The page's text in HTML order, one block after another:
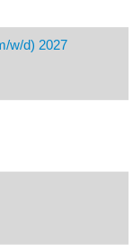
w/d) 2027